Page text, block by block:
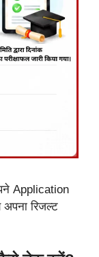
Application
रिजल्ट